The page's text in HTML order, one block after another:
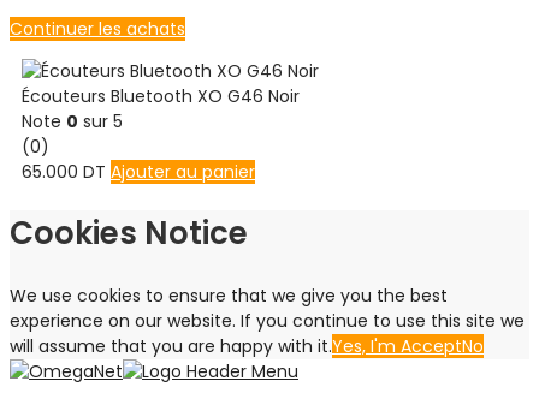
Continuer les achats
Écouteurs Bluetooth XO G46 Noir
Note 0 sur 5
(0)
65.000 DT Ajouter au panier
Cookies Notice
We use cookies to ensure that we give you the best
experience on our website. If you continue to use this site we
will assume that you are happy with it.Yes, I'm AcceptNo